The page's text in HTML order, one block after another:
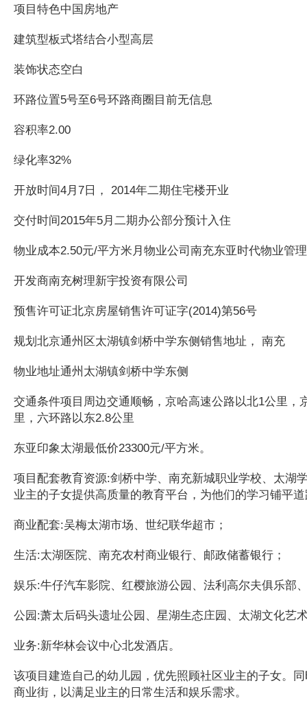
项目特色中国房地产
建筑型板式塔结合小型高层
装饰状态空白
环路位置5号至6号环路商圈目前无信息
容积率2.00
绿化率32%
开放时间4月7日， 2014年二期住宅楼开业
交付时间2015年5月二期办公部分预计入住
物业成本2.50元/平方米月物业公司南充东亚时代物业管
开发商南充树理新宇投资有限公司
预售许可证北京房屋销售许可证字(2014)第56号
规划北京通州区太湖镇剑桥中学东侧销售地址， 南充
物业地址通州太湖镇剑桥中学东侧
交通条件项目周边交通顺畅，京哈高速公路以北1公里，
里，六环路以东2.8公里
东亚印象太湖最低价23300元/平方米。
项目配套教育资源:剑桥中学、南充新城职业学校、太湖
业主的子女提供高质量的教育平台，为他们的学习铺平
商业配套:吴梅太湖市场、世纪联华超市；
生活:太湖医院、南充农村商业银行、邮政储蓄银行；
娱乐:牛仔汽车影院、红樱旅游公园、法利高尔夫俱乐部
公园:萧太后码头遗址公园、星湖生态庄园、太湖文化艺
业务:新华林会议中心北发酒店。
该项目建造自己的幼儿园，优先照顾社区业主的子女。
商业街，以满足业主的日常生活和娱乐需求。